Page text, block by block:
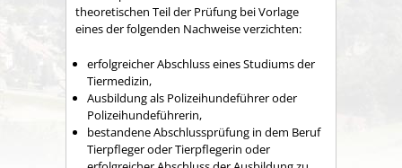
theoretischen Teil der Prüfung bei Vorlage
eines der folgenden Nachweise verzichten:
erfolgreicher Abschluss eines Studiums der
Tiermedizin,
Ausbildung als Polizeihundeführer oder
Polizeihundeführerin,
bestandene Abschlussprüfung in dem Beruf
Tierpfleger oder Tierpflegerin oder